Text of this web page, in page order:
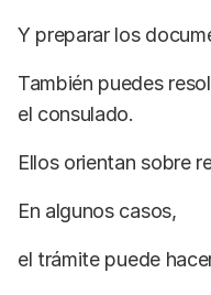
Y preparar los
También puedes
el consulado.
Ellos orientan sobre
En algunos casos,
el trámite puede